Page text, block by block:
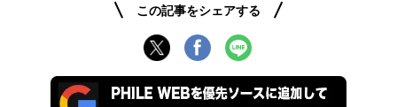
この記事をシェアする